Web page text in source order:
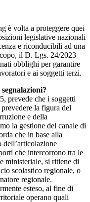
è volta a proteggere quei
legislative nazionali
e riconducibili ad una
il D. Lgs. 24/2023
obblighi per garantire
e ai soggetti terzi.
prevede che i soggetti
la figura del
e della
la gestione del canale di
che in base alla
che intercorrono tra le
ministeriale, si ritiene di
scolastico regionale, o
regionale.
esteso, al fine di
operano quali